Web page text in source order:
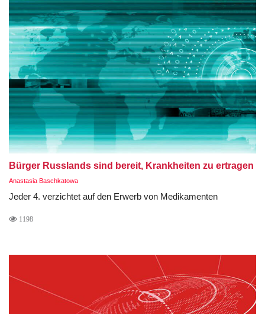
Bürger Russlands sind bereit, Krankheiten zu ertragen
Anastasia Baschkatowa
Jeder 4. verzichtet auf den Erwerb von Medikamenten
1198